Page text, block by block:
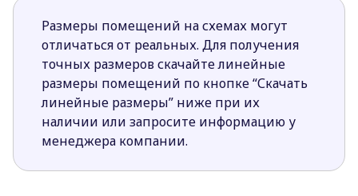
общим, но визуально разделяется. И из гостиной, и
столовой есть выходы на террасу. Площадь гаража,
расположенного справа от входа,позволяет устроить
в этом помещении дополнительную комнату.
На втором этаже слева находится спальня
отдельной гардеробной и ванной. Две спальные с
общим гардеробом и ванной комнатой
отдельную ночную зону, которая устроена в правой
части мансарды.
Размеры помещений на схемах могут
отличаться от реальных. Для получения
точных размеров скачайте линейные
размеры помещений по кнопке “Скачать
линейные размеры” ниже при их
наличии или запросите информацию у
менеджера компании.